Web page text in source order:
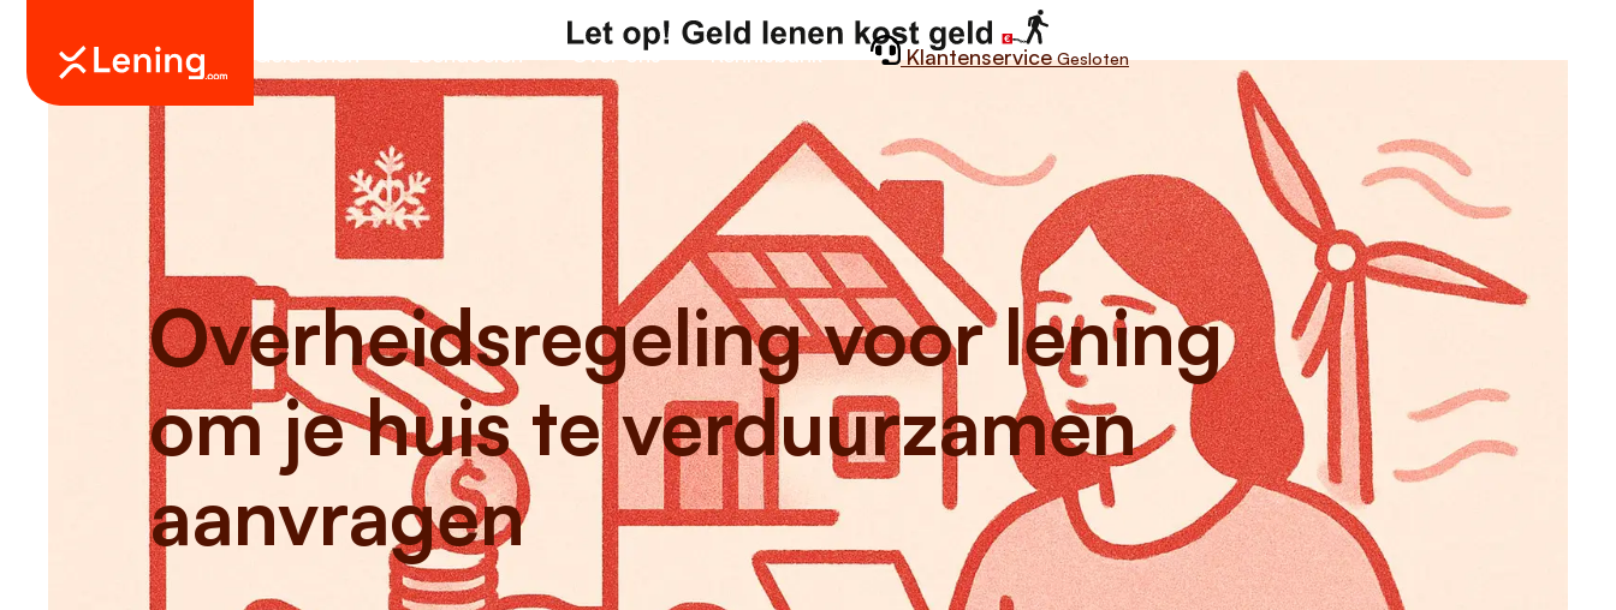
Geld lenen Leendoelen Over ons Kennisbank Klantenservice Gesloten
Overheidsregeling voor lening
om je huis te verduurzamen
aanvragen